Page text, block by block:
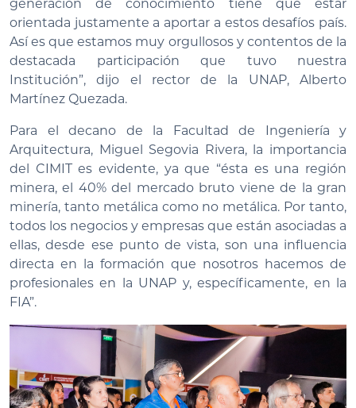
generación de conocimiento tiene que estar
orientada justamente a aportar a estos desafíos país.
Así es que estamos muy orgullosos y contentos de la
destacada participación que tuvo nuestra
Institución”, dijo el rector de la UNAP, Alberto
Martínez Quezada.
Para el decano de la Facultad de Ingeniería y
Arquitectura, Miguel Segovia Rivera, la importancia
del CIMIT es evidente, ya que “ésta es una región
minera, el 40% del mercado bruto viene de la gran
minería, tanto metálica como no metálica. Por tanto,
todos los negocios y empresas que están asociadas a
ellas, desde ese punto de vista, son una influencia
directa en la formación que nosotros hacemos de
profesionales en la UNAP y, específicamente, en la
FIA”.